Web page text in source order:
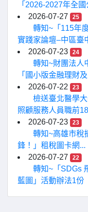
「2026-2027年全國
2026-07-27
25
轉知~「115年
實踐家論壇–中區臺
2026-07-23
24
轉知~財團法人
「國小版金融理財
2026-07-22
23
檢送臺北醫學
照顧服務人員職前
2026-07-23
23
轉知~高雄市稅
鋒！」租稅圖卡網...
2026-07-27
22
轉知~「SDGs
藍圖」活動辦法1份